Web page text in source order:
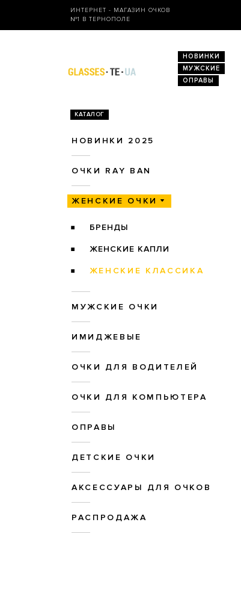
ИНТЕРНЕТ - МАГАЗИН ОЧКОВ
№1 В ТЕРНОПОЛЕ
НОВИНКИ
МУЖСКИЕ
ОПРАВЫ
КАТАЛОГ
НОВИНКИ 2025
ОЧКИ RAY BAN
ЖЕНСКИЕ ОЧКИ
БРЕНДЫ
ЖЕНСКИЕ КАПЛИ
ЖЕНСКИЕ КЛАССИКА
МУЖСКИЕ ОЧКИ
ИМИДЖЕВЫЕ
ОЧКИ ДЛЯ ВОДИТЕЛЕЙ
ОЧКИ ДЛЯ КОМПЬЮТЕРА
ОПРАВЫ
ДЕТСКИЕ ОЧКИ
АКСЕССУАРЫ ДЛЯ ОЧКОВ
РАСПРОДАЖА